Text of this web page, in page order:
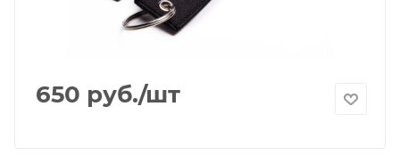
650 руб./шт